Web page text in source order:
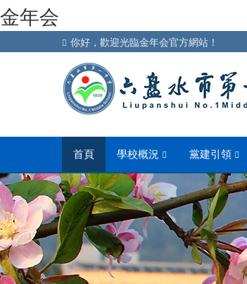
金年会
你好，歡迎光臨金年会官方網站！
首頁 學校概況 黨建引領